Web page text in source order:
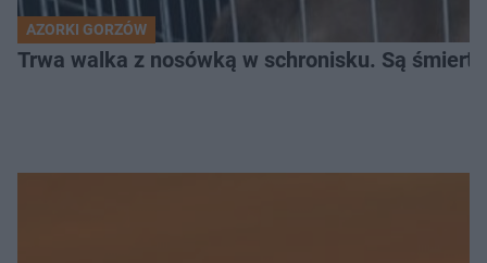
AZORKI GORZÓW
Trwa walka z nosówką w schronisku. Są